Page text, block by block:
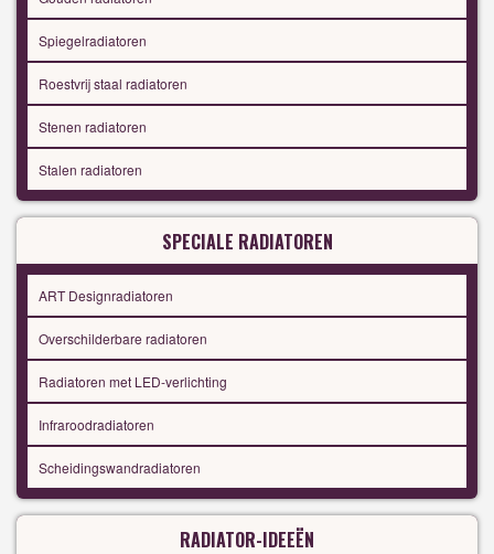
Spiegelradiatoren
Roestvrij staal radiatoren
Stenen radiatoren
Stalen radiatoren
SPECIALE RADIATOREN
ART Designradiatoren
Overschilderbare radiatoren
Radiatoren met LED-verlichting
Infraroodradiatoren
Scheidingswandradiatoren
RADIATOR-IDEEËN